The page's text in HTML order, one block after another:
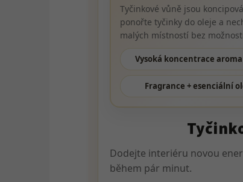
Tyčinkové vůně jsou
ponořte tyčinky do oleje a
malých místností bez
Vysoká koncentrace
Fragrance + esenciální
Dodejte interiéru novou
během pár minut.